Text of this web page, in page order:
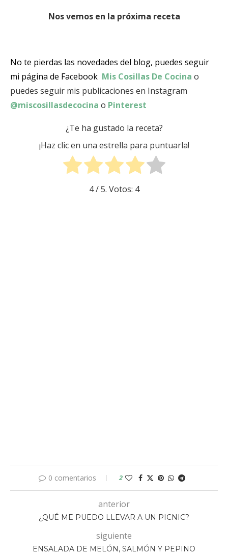
Nos vemos en la próxima receta
No te pierdas las novedades del blog, puedes seguir
mi página de Facebook Mis Cosillas De Cocina o
puedes seguir mis publicaciones en Instagram
@miscosillasdecocina o Pinterest
¿Te ha gustado la receta?
¡Haz clic en una estrella para puntuarla!
4/ 5. Votos: 4
0 comentarios 2
anterior
¿QUÉ ME PUEDO LLEVAR A UN PICNIC?
siguiente
ENSALADA DE MELÓN, SALMÓN Y PEPINO